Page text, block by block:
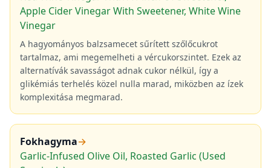
Apple Cider Vinegar With Sweetener, White Wine
Vinegar
A hagyományos balzsamecet sűrített szőlőcukrot
tartalmaz, ami megemelheti a vércukorszintet. Ezek az
alternatívák savasságot adnak cukor nélkül, így a
glikémiás terhelés közel nulla marad, miközben az ízek
komplexitása megmarad.
Fokhagyma→
Garlic-Infused Olive Oil, Roasted Garlic (Used